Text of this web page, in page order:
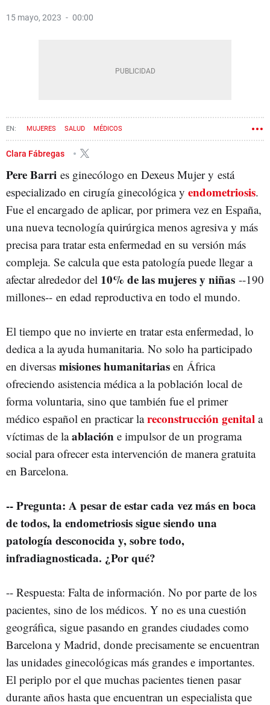
15 mayo, 2023 00:00
MUJERES SALUD MÉDICOS
Clara Fábregas
Pere Barri es ginecólogo en Dexeus Mujer y está
especializado en cirugía ginecológica y endometriosis.
Fue el encargado de aplicar, por primera vez en España,
una nueva tecnología quirúrgica menos agresiva y más
precisa para tratar esta enfermedad en su versión más
compleja. Se calcula que esta patología puede llegar a
afectar alrededor del 10% de las mujeres y niñas --190
millones-- en edad reproductiva en todo el mundo.
El tiempo que no invierte en tratar esta enfermedad, lo
dedica a la ayuda humanitaria. No solo ha participado
en diversas misiones humanitarias en África
ofreciendo asistencia médica a la población local de
forma voluntaria, sino que también fue el primer
médico español en practicar lareconstrucción genital a
víctimas de laablación e impulsor de un programa
social para ofrecer esta intervención de manera gratuita
en Barcelona.
-- Pregunta: A pesar de estar cada vez más en boca
de todos, la endometriosis sigue siendo una
patología desconocida y, sobre todo,
infradiagnosticada. ¿Por qué?
-- Respuesta: Falta de información. No por parte de los
pacientes, sino de los médicos. Y no es una cuestión
geográfica, sigue pasando en grandes ciudades como
Barcelona y Madrid, donde precisamente se encuentran
las unidades ginecológicas más grandes e importantes.
El periplo por el que muchas pacientes tienen pasar
durante años hasta que encuentran un especialista que